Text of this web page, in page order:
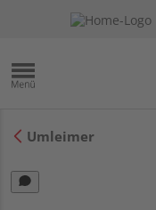
Umleimer